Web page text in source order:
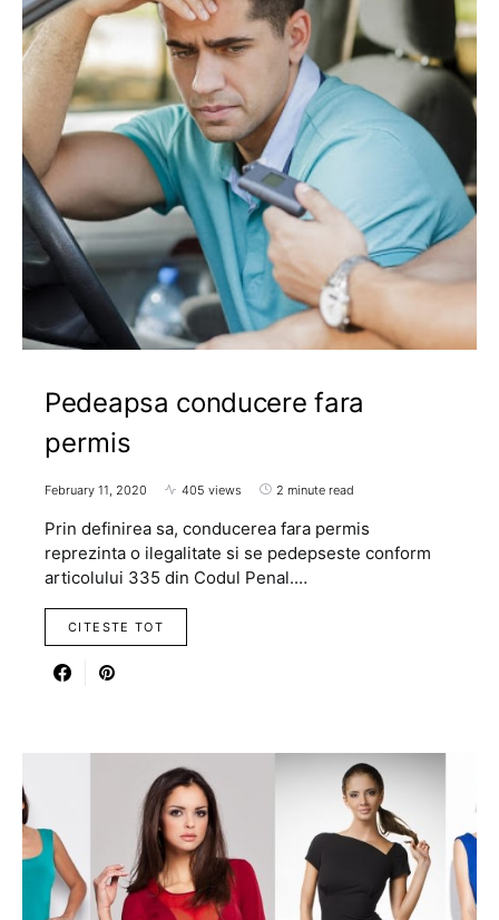
Pedeapsa conducere fara
permis
February 11, 2020 405 views 2 minute read
Prin definirea sa, conducerea fara permis
reprezinta o ilegalitate si se pedepseste conform
articolului 335 din Codul Penal.…
CITESTE TOT